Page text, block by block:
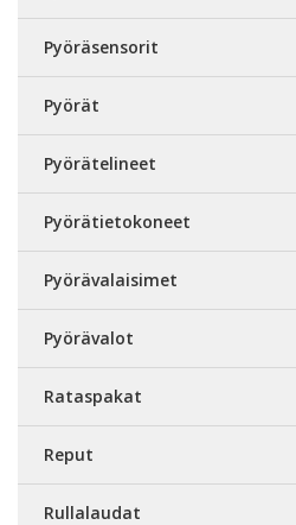
Pyöräsensorit
Pyörät
Pyörätelineet
Pyörätietokoneet
Pyörävalaisimet
Pyörävalot
Rataspakat
Reput
Rullalaudat